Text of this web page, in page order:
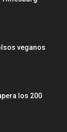
veganos
los 200